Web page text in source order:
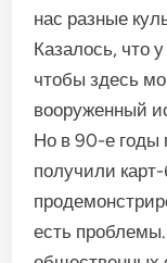
нас разные
Казалось, что
чтобы здесь
вооруженный
Но в 90-е годы
получили
есть